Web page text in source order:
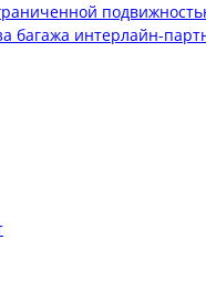
багажа интерлайн-